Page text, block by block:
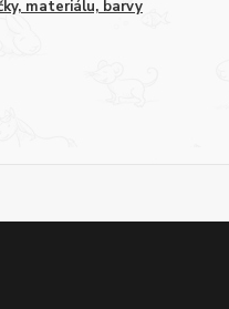
materiálu, barvy